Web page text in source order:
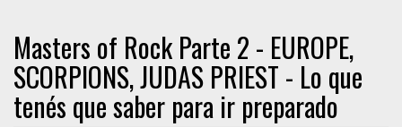
Masters of Rock Parte 2 - EUROPE,
SCORPIONS, JUDAS PRIEST - Lo que
tenés que saber para ir preparado